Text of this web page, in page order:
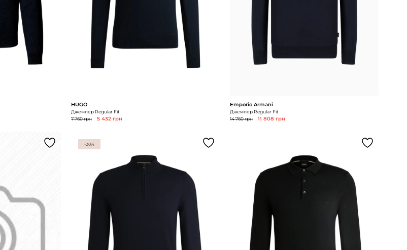
HUGO
Джемпер Regular Fit
7 760 грн
5 432 грн
Emporio Armani
Джемпер Regular Fit
14 760 грн
11 808 грн
-20%